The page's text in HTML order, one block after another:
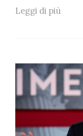
Leggi di più